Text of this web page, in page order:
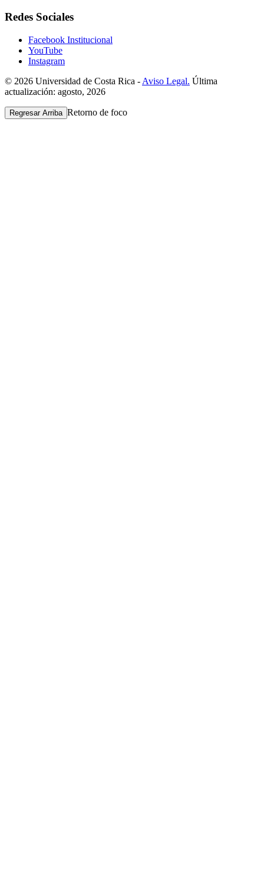
Redes Sociales
Facebook Institucional
YouTube
Instagram
© 2026 Universidad de Costa Rica - Aviso Legal. Última
actualización: agosto, 2026
Regresar Arriba Retorno de foco